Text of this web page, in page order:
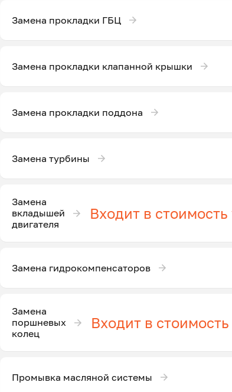
Замена прокладки ГБЦ
Замена прокладки клапанной крышки
Замена прокладки поддона
Замена турбины
Замена
вкладышей
двигателя
Входит в
Замена гидрокомпенсаторов
Замена
поршневых
колец
Входит в
Промывка масляной системы